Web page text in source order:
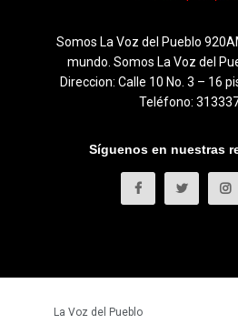
Somos La Voz del Pueblo
mundo. Somos La Voz del
Direccion: Calle 10 No. 3 – 16
Teléfono:
Síguenos en nuestras
La Voz del Pueblo